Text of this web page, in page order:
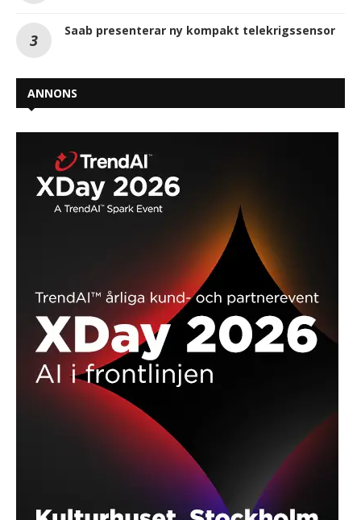
Saab presenterar ny kompakt telekrigssensor
ANNONS